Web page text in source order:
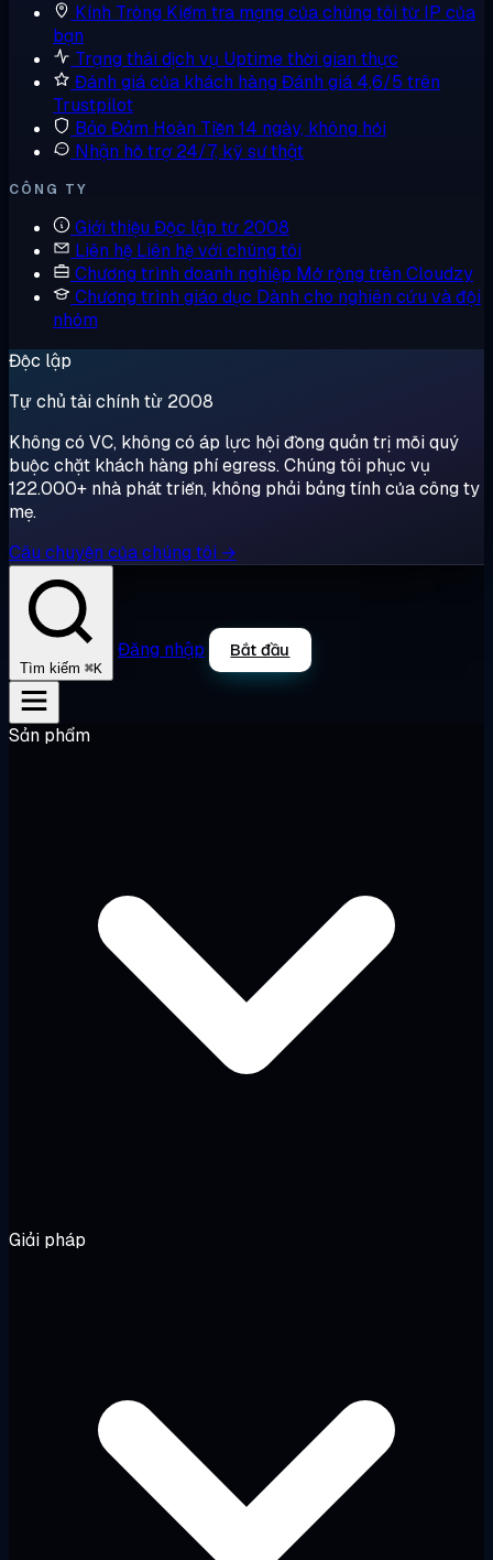
Kính Tròng Kiểm tra mạng của chúng tôi từ IP của
bạn
Trạng thái dịch vụ Uptime thời gian thực
Đánh giá của khách hàng Đánh giá 4,6/5 trên
Trustpilot
Bảo Đảm Hoàn Tiền 14 ngày, không hỏi
Nhận hỗ trợ 24/7, kỹ sư thật
CÔNG TY
Giới thiệu Độc lập từ 2008
Liên hệ Liên hệ với chúng tôi
Chương trình doanh nghiệp Mở rộng trên Cloudzy
Chương trình giáo dục Dành cho nghiên cứu và đội
nhóm
Độc lập
Tự chủ tài chính từ 2008
Không có VC, không có áp lực hội đồng quản trị mỗi quý
buộc chặt khách hàng phí egress. Chúng tôi phục vụ
122.000+ nhà phát triển, không phải bảng tính của công ty
mẹ.
Câu chuyện của chúng tôi →
Tìm kiếm ⌘K
Đăng nhập Bắt đầu
Sản phẩm
Giải pháp